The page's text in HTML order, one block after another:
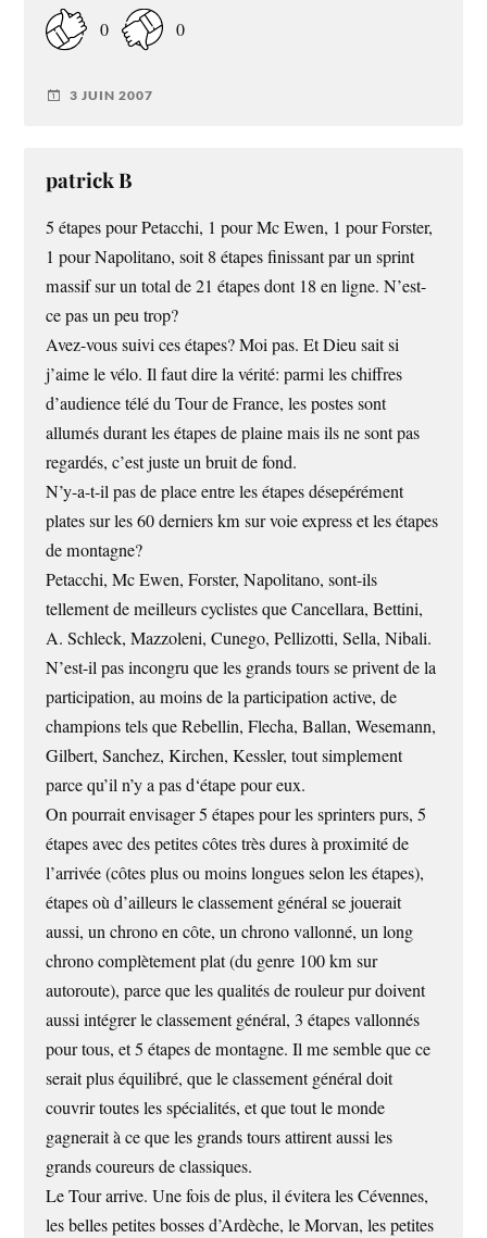
0 0
3 JUIN 2007
patrick B
5 étapes pour Petacchi, 1 pour Mc Ewen, 1 pour Forster,
1 pour Napolitano, soit 8 étapes finissant par un sprint
massif sur un total de 21 étapes dont 18 en ligne. N’est-
ce pas un peu trop?
Avez-vous suivi ces étapes? Moi pas. Et Dieu sait si
j’aime le vélo. Il faut dire la vérité: parmi les chiffres
d’audience télé du Tour de France, les postes sont
allumés durant les étapes de plaine mais ils ne sont pas
regardés, c’est juste un bruit de fond.
N’y-a-t-il pas de place entre les étapes désepérément
plates sur les 60 derniers km sur voie express et les étapes
de montagne?
Petacchi, Mc Ewen, Forster, Napolitano, sont-ils
tellement de meilleurs cyclistes que Cancellara, Bettini,
A. Schleck, Mazzoleni, Cunego, Pellizotti, Sella, Nibali.
N’est-il pas incongru que les grands tours se privent de la
participation, au moins de la participation active, de
champions tels que Rebellin, Flecha, Ballan, Wesemann,
Gilbert, Sanchez, Kirchen, Kessler, tout simplement
parce qu’il n’y a pas d‘étape pour eux.
On pourrait envisager 5 étapes pour les sprinters purs, 5
étapes avec des petites côtes très dures à proximité de
l’arrivée (côtes plus ou moins longues selon les étapes),
étapes où d’ailleurs le classement général se jouerait
aussi, un chrono en côte, un chrono vallonné, un long
chrono complètement plat (du genre 100 km sur
autoroute), parce que les qualités de rouleur pur doivent
aussi intégrer le classement général, 3 étapes vallonnés
pour tous, et 5 étapes de montagne. Il me semble que ce
serait plus équilibré, que le classement général doit
couvrir toutes les spécialités, et que tout le monde
gagnerait à ce que les grands tours attirent aussi les
grands coureurs de classiques.
Le Tour arrive. Une fois de plus, il évitera les Cévennes,
les belles petites bosses d’Ardèche, le Morvan, les petites